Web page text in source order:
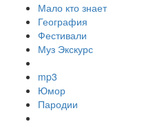
Мало кто знает
География
Фестивали
Муз Экскурс
mp3
Юмор
Пародии